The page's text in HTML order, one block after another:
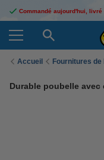
Commandé aujourd'hui, livré
Accueil Fournitures de
Durable poubelle